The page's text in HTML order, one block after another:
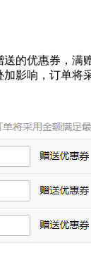
的优惠券，满
影响，订单将